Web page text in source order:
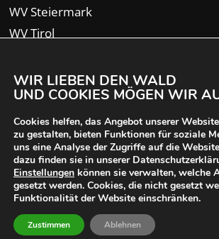
WV Steiermark
WV Tirol
iService
WIR LIEBEN DEN WALD
UND COOKIES MÖGEN WIR
Cookies helfen, das Angebot unserer
zu gestalten, bieten Funktionen für soziale
uns eine Analyse der Zugriffe auf die
dazu finden sie in unserer
Einstellungen können sie verwalten, welche
gesetzt werden. Cookies, die nicht gesetzt
Funktionalität der Website einschränken.
Zustimmen Ablehnen